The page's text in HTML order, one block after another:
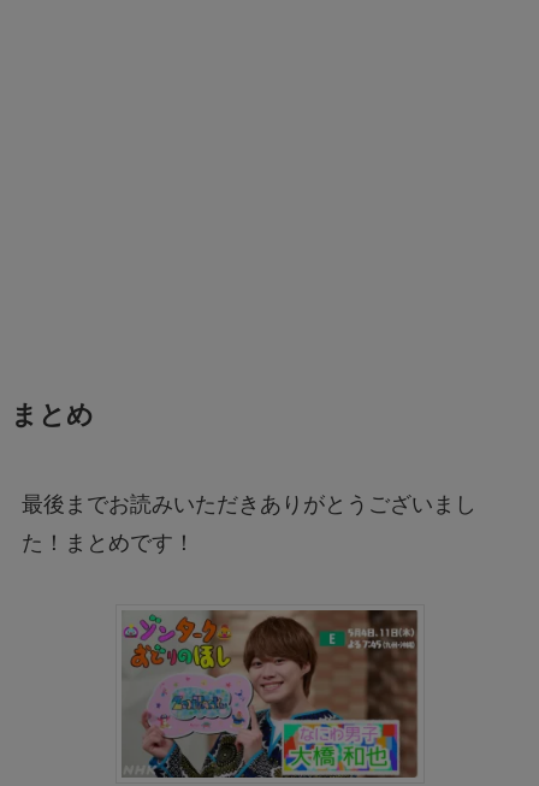
まとめ
最後までお読みいただきありがとうございまし
た！まとめです！